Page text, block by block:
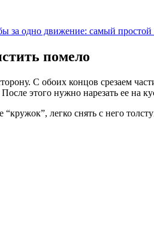
за одно движение: самый
помело
С обоих концов срезаем
этого нужно нарезать ее на
“кружок”, легко снять с него